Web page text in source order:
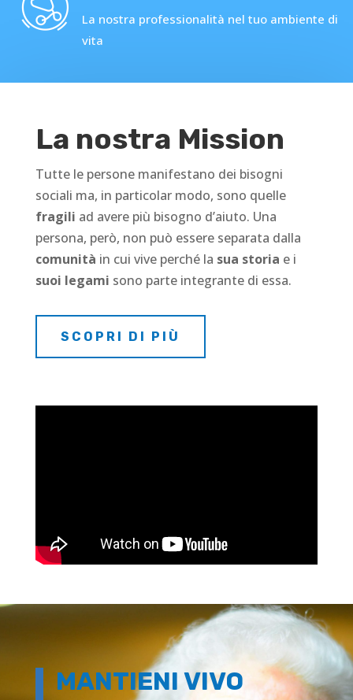
La nostra professionalità nel tuo ambiente di
vita
La nostra Mission
Tutte le persone manifestano dei bisogni
sociali ma, in particolar modo, sono quelle
fragili ad avere più bisogno d’aiuto. Una
persona, però, non può essere separata dalla
comunità in cui vive perché la sua storia e i
suoi legami sono parte integrante di essa.
SCOPRI DI PIÙ
MANTIENI VIVO